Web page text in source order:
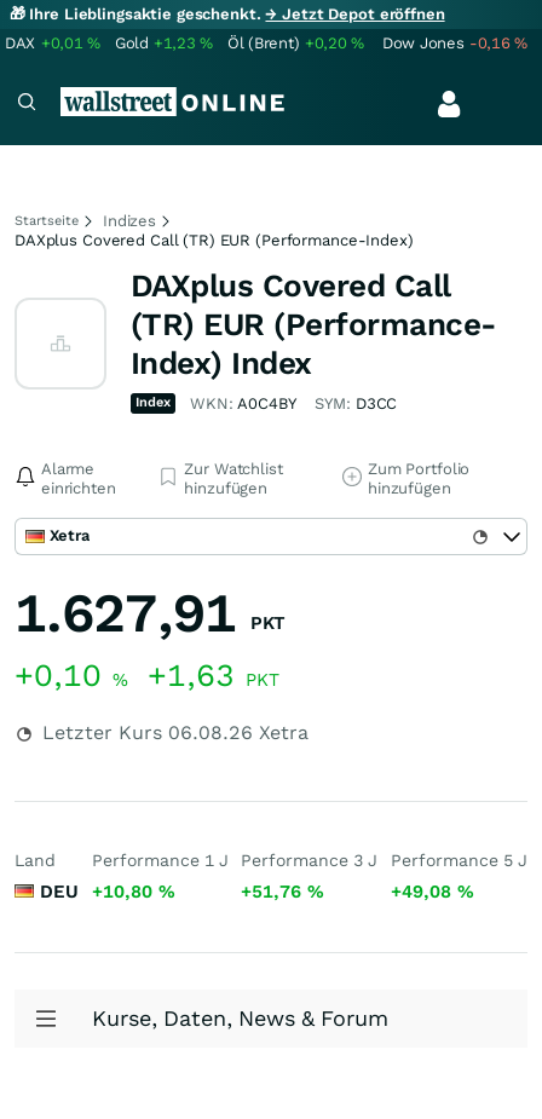
🎁 Ihre Lieblingsaktie geschenkt.→ Jetzt Depot eröffnen
DAX +0,01% Gold +1,23% Öl (Brent) +0,20% Dow Jones -0,16%
Startseite
Indizes
DAXplus Covered Call (TR) EUR (Performance-Index)
DAXplus Covered Call
(TR) EUR (Performance-
Index) Index
Index WKN:A0C4BY SYM: D3CC
Alarme
einrichten
Zur Watchlist
hinzufügen
Zum Portfolio
hinzufügen
Xetra
1.627,91 PKT
+0,10 % +1,63 PKT
Letzter Kurs 06.08.26 Xetra
Land
DEU
Performance 1 J
+10,80 %
Performance 3 J
+51,76%
Performance 5 J
+49,08 %
Kurse, Daten, News & Forum